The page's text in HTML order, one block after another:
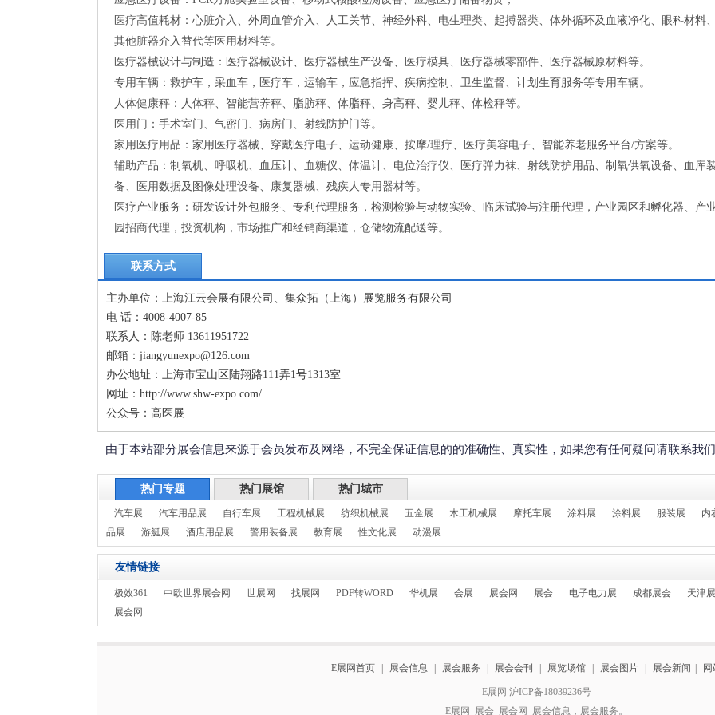
医疗高值耗材：心脏介入、外周血管介入、人工关节、神经外科、电生理类、起搏器类、体外循环及血液净化、眼科材料、
其他脏器介入替代等医用材料等。
医疗器械设计与制造：医疗器械设计、医疗器械生产设备、医疗模具、医疗器械零部件、医疗器械原材料等。
专用车辆：救护车，采血车，医疗车，运输车，应急指挥、疾病控制、卫生监督、计划生育服务等专用车辆。
人体健康秤：人体秤、智能营养秤、脂肪秤、体脂秤、身高秤、婴儿秤、体检秤等。
医用门：手术室门、气密门、病房门、射线防护门等。
家用医疗用品：家用医疗器械、穿戴医疗电子、运动健康、按摩/理疗、医疗美容电子、智能养老服务平台/方案等。
辅助产品：制氧机、呼吸机、血压计、血糖仪、体温计、电位治疗仪、医疗弹力袜、射线防护用品、制氧供氧设备、血库
备、医用数据及图像处理设备、康复器械、残疾人专用器材等。
医疗产业服务：研发设计外包服务、专利代理服务，检测检验与动物实验、临床试验与注册代理，产业园区和孵化器、产
园招商代理，投资机构，市场推广和经销商渠道，仓储物流配送等。
联系方式
主办单位：上海江云会展有限公司、集众拓（上海）展览服务有限公司
电 话：4008-4007-85
联系人：陈老师 13611951722
邮箱：jiangyunexpo@126.com
办公地址：上海市宝山区陆翔路111弄1号1313室
网址：http://www.shw-expo.com/
公众号：高医展
由于本站部分展会信息来源于会员发布及网络，不完全保证信息的的准确性、真实性，如果您有任何疑问请联系我们
热门专题 热门展馆 热门城市
汽车展 汽车用品展 自行车展 工程机械展 纺织机械展 五金展 木工机械展 摩托车展 涂料展 涂料展 服装展 内
品展
游艇展 酒店用品展 警用装备展 教育展 性文化展 动漫展
友情链接
极效361 中欧世界展会网 世展网 找展网 PDF转WORD 华机展 会展 展会网 展会 电子电力展 成都展会 天津
展会网
E展网首页 展会信息 展会服务 展会会刊 展览场馆 展会图片 展会新闻
E展网 沪ICP备18039236号
E展网_展会_展会网_展会信息，展会服务。